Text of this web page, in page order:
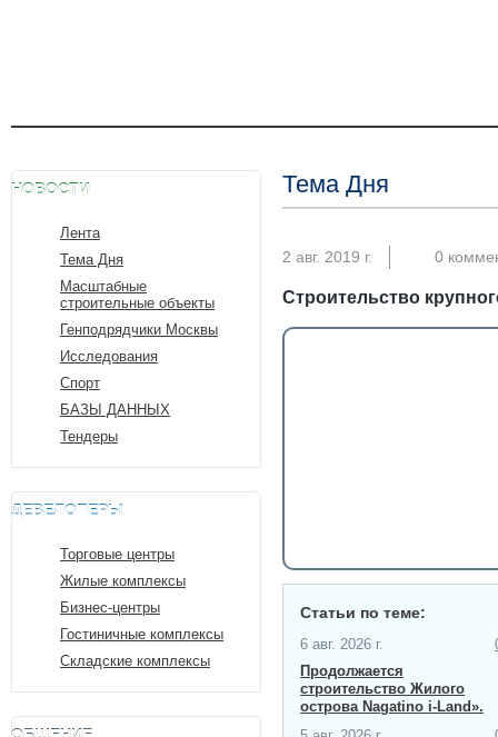
НОВОСТИ
Лента
Тема Дня
Масштабные
строительные объекты
Генподрядчики Москвы
Исследования
Спорт
БАЗЫ ДАННЫХ
Тендеры
ДЕВЕЛОПЕРЫ
Торговые центры
Жилые комплексы
Бизнес-центры
Гостиничные комплексы
Складские комплексы
Тема Дня
2 авг. 2019 г. 0
Строительство
Статьи по теме:
6 авг. 2026 г.
Продолжается
строительство Жилого
острова Nagatino i-Land».